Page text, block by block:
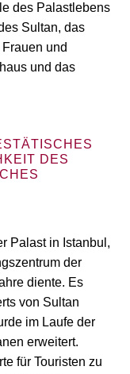
des Palastlebens
Sultan, das
und
und das
DES
Palast in Istanbul,
der
diente. Es
von Sultan
im Laufe der
erweitert.
für Touristen zu